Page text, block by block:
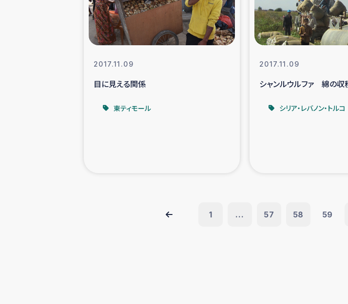
アグロフォレストリー（カカオ）事業
2017.11.09
目に見える関係
東ティモール
2017.11.09
シャンルウルファ 綿の収
シリア・レバノン・トルコ
1 ... 57 58 59